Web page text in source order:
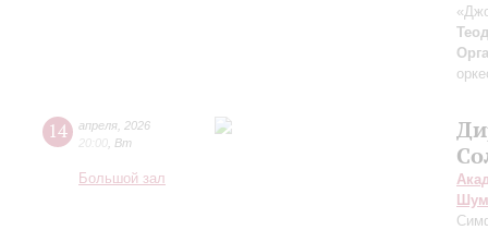
14 апреля 2026
20:00 Вт
Большой зал